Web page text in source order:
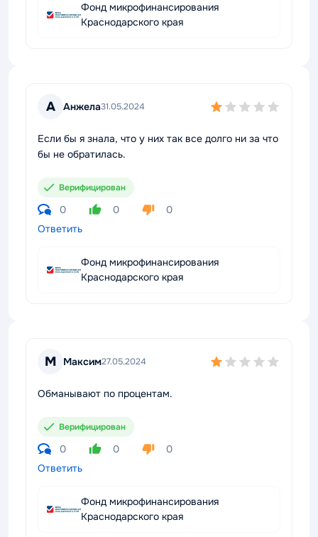
Фонд микрофинансирования
Краснодарского края
А Анжела31.05.2024
Если бы я знала, что у них так все долго ни за что
бы не обратилась.
Верифицирован
0 0
0
Ответить
Фонд микрофинансирования
Краснодарского края
М Максим27.05.2024
Обманывают по процентам.
Верифицирован
0 0
0
Ответить
Фонд микрофинансирования
Краснодарского края